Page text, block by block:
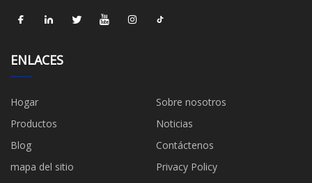
ENLACES
Hogar
Sobre nosotros
Productos
Noticias
Blog
Contáctenos
mapa del sitio
Privacy Policy